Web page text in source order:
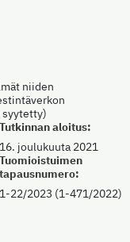
niiden
syytetty)
Tutkinnan aloitus:
16. joulukuuta 2021
Tuomioistuimen
tapausnumero:
1-22/2023 (1-471/2022)